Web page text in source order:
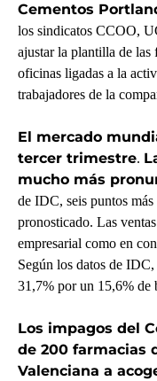
Cementos
los sindicatos CCOO,
ajustar la plantilla de las
oficinas ligadas a la
trabajadores de la
El mercado
tercer trimestre.
mucho más
de IDC, seis puntos
pronosticado. Las
empresarial como en
Según los datos de
31,7% por un 15,6% de
Los impagos del
de 200 farmacias
Valenciana a